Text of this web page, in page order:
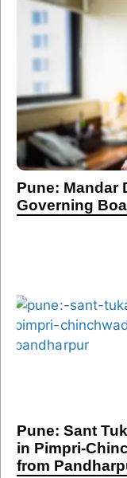
Pune: Mandar
Governing
Pune: Sant
in Pimpri-
from